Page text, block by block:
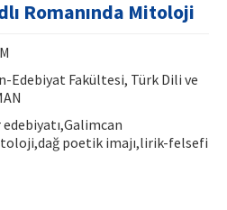
8713
Romanında Mitoloji
Edebiyat Fakültesi, Türk Dili ve
poetik imajı,lirik-felsefi